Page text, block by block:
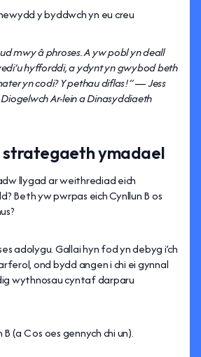
y byddwch yn eu creu
mwy â phroses. A yw pobl yn deall
hyfforddi, a ydynt yn gwybod beth
yn codi? Y pethau diflas!” — Jess
Ar-lein a Dinasyddiaeth
strategaeth ymadael
llygad ar weithrediad eich
Beth yw pwrpas eich Cynllun B os
adolygu. Gallai hyn fod yn debyg i’ch
ond bydd angen i chi ei gynnal
wythnosau cyntaf darparu
(a C os oes gennych chi un).